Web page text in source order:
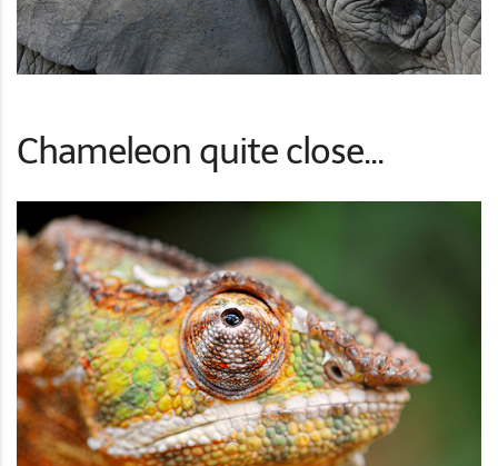
Chameleon quite close...